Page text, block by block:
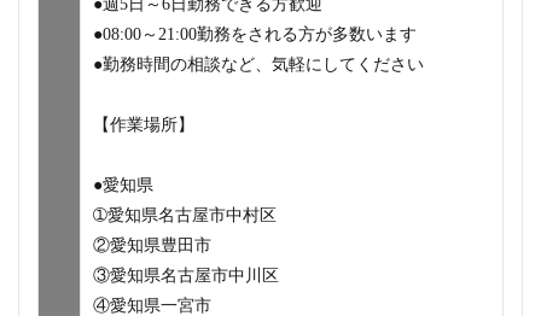
●週5日～6日勤務できる方歓迎
●08:00～21:00勤務をされる方が多数います
●勤務時間の相談など、気軽にしてください
【作業場所】
●愛知県
➀愛知県名古屋市中村区
②愛知県豊田市
③愛知県名古屋市中川区
④愛知県一宮市